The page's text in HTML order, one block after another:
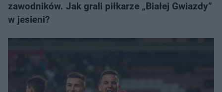
zawodników. Jak grali piłkarze „Białej Gwiazdy”
w jesieni?